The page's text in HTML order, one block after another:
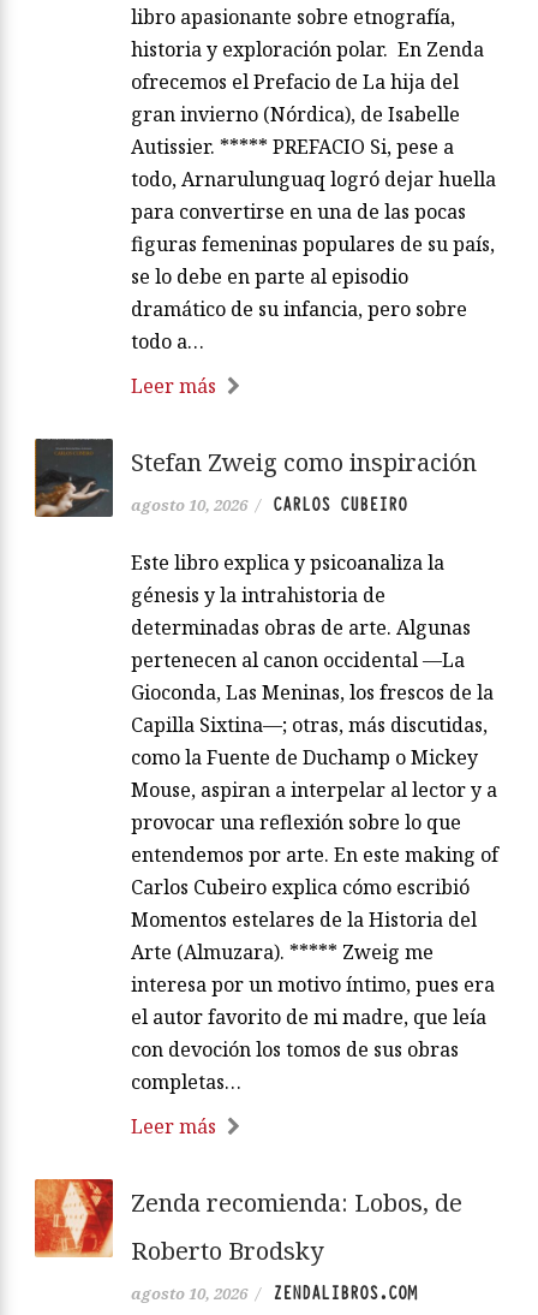
libro apasionante sobre etnografía,
historia y exploración polar. En Zenda
ofrecemos el Prefacio de La hija del
gran invierno (Nórdica), de Isabelle
Autissier. ***** PREFACIO Si, pese a
todo, Arnarulunguaq logró dejar huella
para convertirse en una de las pocas
figuras femeninas populares de su país,
se lo debe en parte al episodio
dramático de su infancia, pero sobre
todo a…
Leer más
Stefan Zweig como inspiración
agosto 10, 2026 / CARLOS CUBEIRO
Este libro explica y psicoanaliza la
génesis y la intrahistoria de
determinadas obras de arte. Algunas
pertenecen al canon occidental —La
Gioconda, Las Meninas, los frescos de la
Capilla Sixtina—; otras, más discutidas,
como la Fuente de Duchamp o Mickey
Mouse, aspiran a interpelar al lector y a
provocar una reflexión sobre lo que
entendemos por arte. En este making of
Carlos Cubeiro explica cómo escribió
Momentos estelares de la Historia del
Arte (Almuzara). ***** Zweig me
interesa por un motivo íntimo, pues era
el autor favorito de mi madre, que leía
con devoción los tomos de sus obras
completas…
Leer más
Zenda recomienda: Lobos, de
Roberto Brodsky
agosto 10, 2026 / ZENDALIBROS.COM